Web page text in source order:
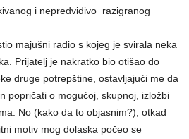
i nepredvidivo razigranog
majušni radio s kojeg je svirala neka
Prijatelj je nakratko bio otišao do
druge potrepštine, ostavljajući me da
popričati o mogućoj, skupnoj, izložbi
No (kako da to objasnim?), otkad
motiv mog dolaska počeo se